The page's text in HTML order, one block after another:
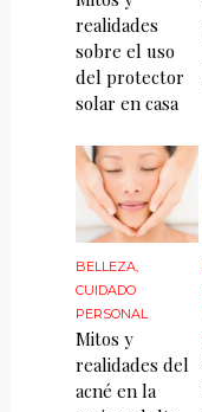
realidades
sobre el uso
del protector
solar en casa
BELLEZA,
CUIDADO
PERSONAL
Mitos y
realidades del
acné en la